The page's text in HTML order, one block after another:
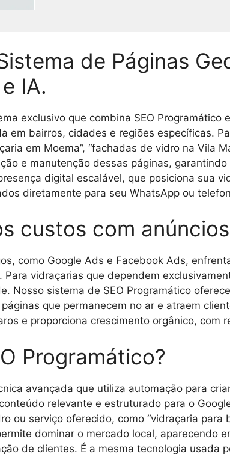
de Páginas
IA.
exclusivo que combina SEO
em bairros, cidades e regiões específicas.
em Moema”, “fachadas de vidro na Vila
e manutenção dessas páginas,
digital escalável, que posiciona sua
diretamente para seu WhatsApp ou
custos com
como Google Ads e Facebook Ads,
Para vidraçarias que dependem
Nosso sistema de SEO Programático
que permanecem no ar e atraem
e proporciona crescimento orgânico,
Programático?
avançada que utiliza automação para
relevante e estruturado para o
ou serviço oferecido, como “vidraçaria
dominar o mercado local, aparecendo
de clientes. É a mesma tecnologia usada